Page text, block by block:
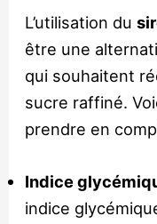
L’utilisation du
être une
qui souhaitent
sucre raffiné.
prendre en
Indice
indice